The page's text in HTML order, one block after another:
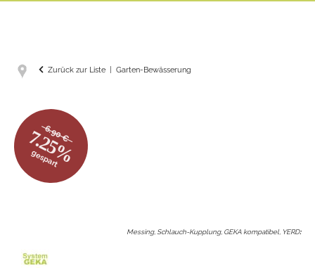
Zurück zur Liste Garten-Bewässerung
6.90 €
7.25%
gespart
Messing, Schlauch-Kupplung, GEKA kompatibel, YERD: